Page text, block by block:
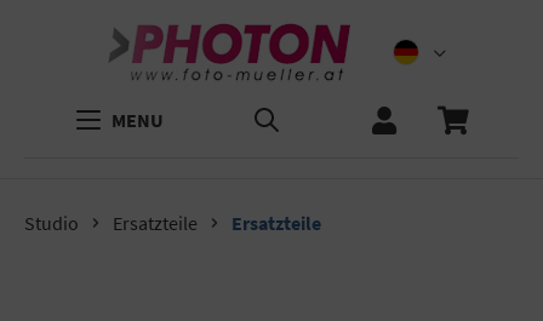
MENU
Studio Ersatzteile Ersatzteile